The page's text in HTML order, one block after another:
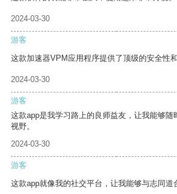
2024-03-30
游客
这款加速器VPM应用程序提供了顶级的安全性和
2024-03-30
游客
这款app是我学习路上的良师益友，让我能够随
视野。
2024-03-30
游客
这款app就像我的社交平台，让我能够与志同道